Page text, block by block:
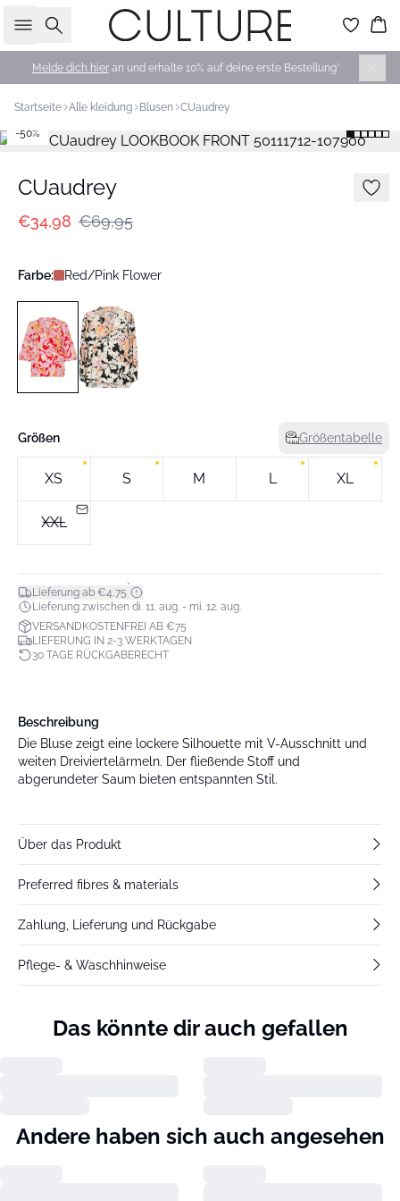
Suche
Melde dich hieran und erhalte 10% auf deine erste Bestellung*
Startseite Alle kleidung Blusen CUaudrey
-50%
CUaudrey
€34,98 €69,95
Farbe: Red/Pink Flower
Größen Größentabelle
XS S M L XL
XXL
Lieferung ab €4,75*
Lieferung zwischen di. 11. aug. - mi. 12. aug.
VERSANDKOSTENFREI AB €75
LIEFERUNG IN 2-3 WERKTAGEN
30 TAGE RÜCKGABERECHT
Beschreibung
Die Bluse zeigt eine lockere Silhouette mit V-Ausschnitt und
weiten Dreiviertelärmeln. Der fließende Stoff und
abgerundeter Saum bieten entspannten Stil.
Über das Produkt
Preferred fibres & materials
Zahlung, Lieferung und Rückgabe
Pflege- & Waschhinweise
Das könnte dir auch gefallen
Andere haben sich auch angesehen